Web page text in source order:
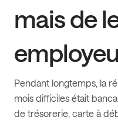
mais de
Pendant longtemps, la
mois difficiles était
de trésorerie, carte à